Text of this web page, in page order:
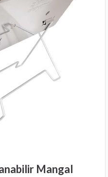
Mangal